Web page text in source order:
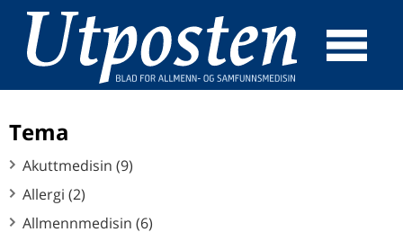
☰
Tema
Akuttmedisin (9)
Allergi (2)
Allmennmedisin (6)